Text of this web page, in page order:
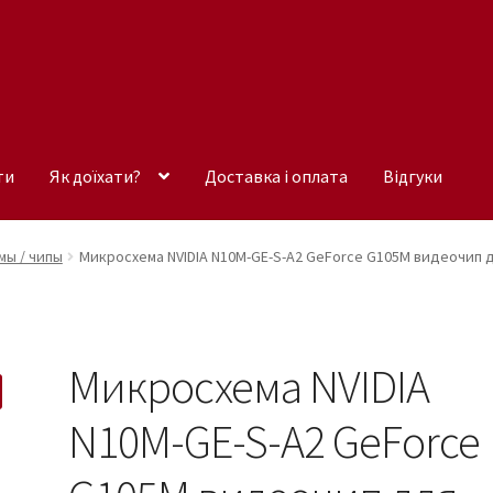
Як доїхати? Доставка і оплата Відгуки
/ чипы Микросхема NVIDIA N10M-GE-S-A2 GeForce G105M видеочип
Микросхема NVIDIA
N10M-GE-S-A2 GeForce